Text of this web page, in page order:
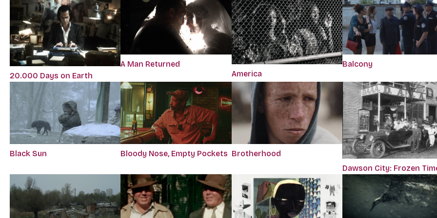
20.000 Days on Earth
A Man Returned
America
Balcony
Black Sun Bloody Nose, Empty Pockets Brotherhood
Dawson City: Frozen